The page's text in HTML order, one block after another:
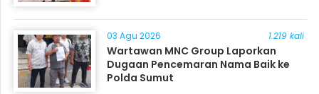
03 Agu 2026 1.219 kali
Wartawan MNC Group Laporkan
Dugaan Pencemaran Nama Baik ke
Polda Sumut